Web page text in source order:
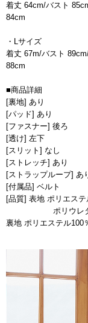
着丈 64cm/バスト
84cm
・Lサイズ
着丈 67m/バスト
88cm
■商品詳細
[裏地] あり
[パッド] あり
[ファスナー] 後ろ
[透け] 左下
[スリット] なし
[ストレッチ] あり
[ストラップループ] あ
[付属品] ベルト
[品質] 表地 ポリエステ
ポリウレタ
裏地 ポリエステル100